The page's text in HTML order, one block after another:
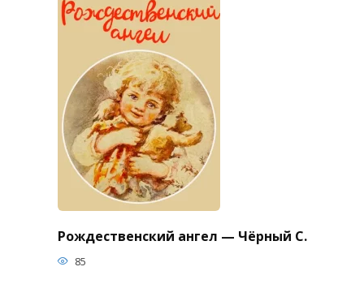
Рождественский ангел — Чёрный С.
85